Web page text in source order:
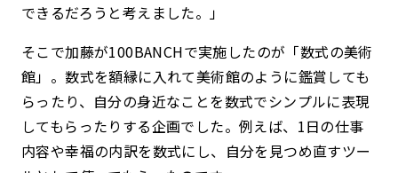
できるだろうと考えました。」
そこで加藤が100BANCHで実施したのが「数式の美術
館」。数式を額縁に入れて美術館のように鑑賞しても
らったり、自分の身近なことを数式でシンプルに表現
してもらったりする企画でした。例えば、1日の仕事
内容や幸福の内訳を数式にし、自分を見つめ直すツー